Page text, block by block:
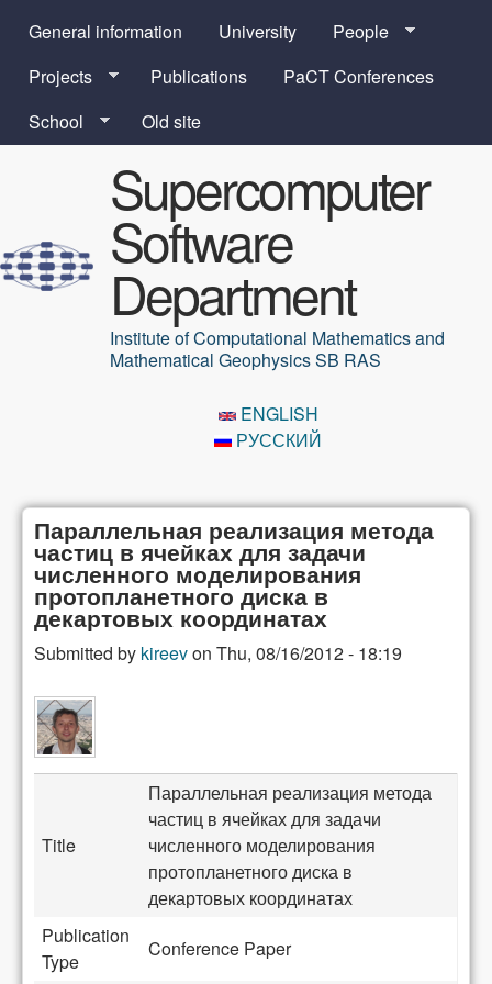
General information University
People
Projects
Publications
PaCT Conferences
School
Old site
Supercomputer
Software
Department
Institute of Computational Mathematics and
Mathematical Geophysics SB RAS
ENGLISH
РУССКИЙ
Параллельная реализация метода
частиц в ячейках для задачи
численного моделирования
протопланетного диска в
декартовых координатах
Submitted by kireevon Thu, 08/16/2012 - 18:19
Title
Параллельная реализация метода
частиц в ячейках для задачи
численного моделирования
протопланетного диска в
декартовых координатах
Publication
Type
Conference Paper